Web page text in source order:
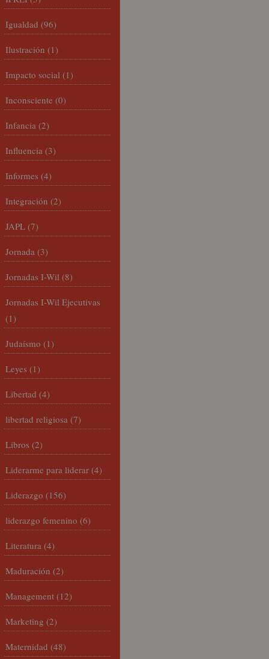
Igualdad (96)
Ilustración (1)
Impacto social (1)
Inconsciente (0)
Infancia (2)
Influencia (3)
Informes (4)
Integración (2)
JAPL (7)
Jornada (3)
Jornadas I-Wil (8)
Jornadas I-Wil Ejecutivas
(1)
Judaísmo (1)
Leyes (1)
Libertad (4)
libertad religiosa (7)
Libros (2)
Liderarme para liderar (4)
Liderazgo (156)
liderazgo femenino (6)
Literatura (4)
Maduración (2)
Management (12)
Marketing (2)
Maternidad (48)